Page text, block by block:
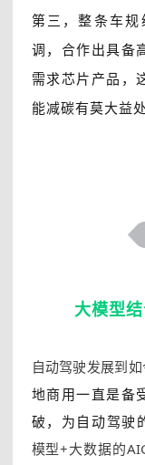
第三，整条车
调，合作出具备
需求芯片产品，
能减碳有莫大益处
大模型
自动驾驶发展到
地商用一直是备
破，为自动驾驶
模型+大数据的